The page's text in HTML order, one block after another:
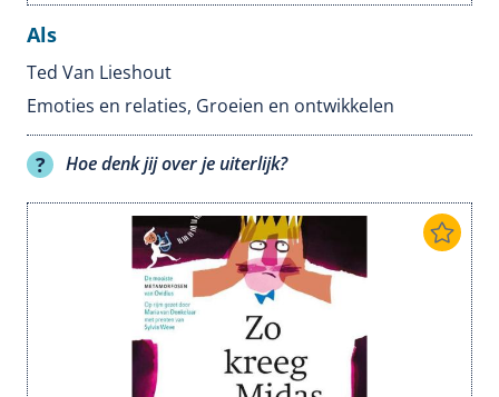
Als
Ted Van Lieshout
Emoties en relaties, Groeien en ontwikkelen
Hoe denk jij over je uiterlijk?